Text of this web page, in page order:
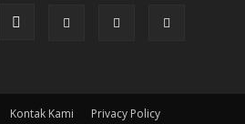
Kontak Kami Privacy Policy